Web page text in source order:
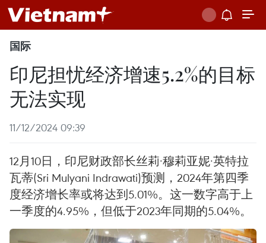
国际
印尼担忧经济增速5.2%的目标
无法实现
11/12/2024 09:39
12月10日，印尼财政部长丝莉·穆莉亚妮·英特拉
瓦蒂(Sri Mulyani Indrawati)预测，2024年第四季
度经济增长率或将达到5.01%。这一数字高于上
一季度的4.95%，但低于2023年同期的5.04%。